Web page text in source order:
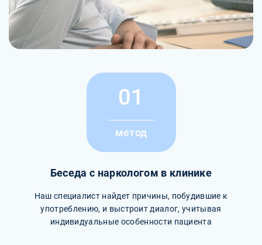
01
метод
Беседа с наркологом в клинике
Наш специалист найдет причины, побудившие к
употреблению, и выстроит диалог, учитывая
индивидуальные особенности пациента